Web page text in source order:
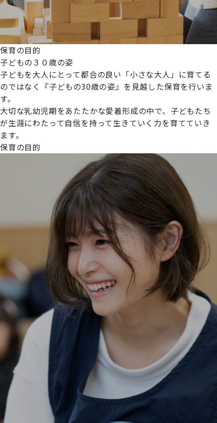
プライムスターほいくえんグループは女性が安心して働き
続けられる環境づくりに取り組んでおり、厚生労働省の
【えるぼし認定(☆☆)】
保育の目的
子どもの３０歳の姿
子どもを大人にとって都合の良い「小さな大人」に育てる
のではなく『子どもの30歳の姿』を見越した保育を行いま
す。
大切な乳幼児期をあたたかな愛着形成の中で、子どもたち
が生涯にわたって自信を持って生きていく力を育てていき
ます。
保育の目的